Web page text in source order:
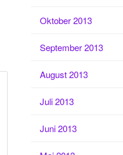
Oktober 2013
September 2013
August 2013
Juli 2013
Juni 2013